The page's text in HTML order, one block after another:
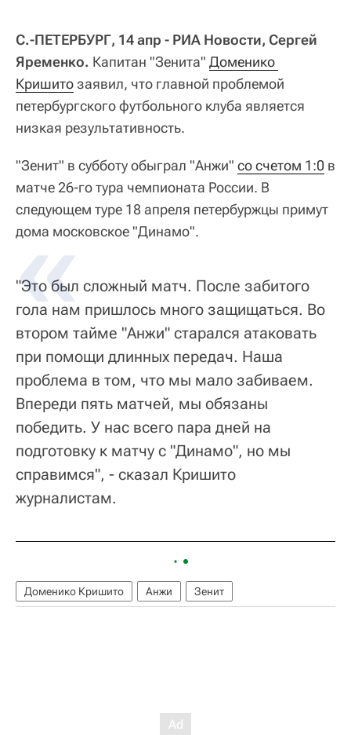
С.-ПЕТЕРБУРГ, 14 апр - РИА Новости, Сергей
Яременко. Капитан "Зенита" Доменико
Кришитозаявил, что главной проблемой
петербургского футбольного клуба является
низкая результативность.
"Зенит" в субботу обыграл "Анжи" со счетом 1:0 в
матче 26-го тура чемпионата России. В
следующем туре 18 апреля петербуржцы примут
дома московское "Динамо".
"Это был сложный матч. После забитого
гола нам пришлось много защищаться. Во
втором тайме "Анжи" старался атаковать
при помощи длинных передач. Наша
проблема в том, что мы мало забиваем.
Впереди пять матчей, мы обязаны
победить. У нас всего пара дней на
подготовку к матчу с "Динамо", но мы
справимся", - сказал Кришито
журналистам.
Доменико Кришито Анжи Зенит